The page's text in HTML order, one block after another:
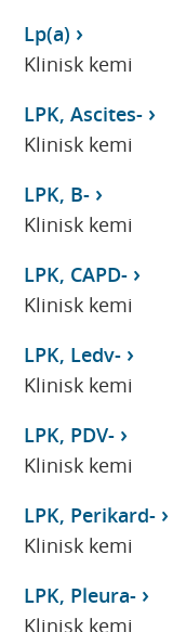
Lp(a)
Klinisk kemi
LPK, Ascites-
Klinisk kemi
LPK, B-
Klinisk kemi
LPK, CAPD-
Klinisk kemi
LPK, Ledv-
Klinisk kemi
LPK, PDV-
Klinisk kemi
LPK, Perikard-
Klinisk kemi
LPK, Pleura-
Klinisk kemi